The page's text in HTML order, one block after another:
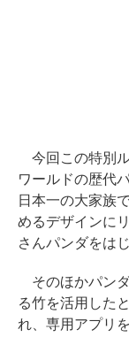
今回この特別
ワールドの歴代
日本一の大家族
めるデザインに
さんパンダをは
そのほかパン
る竹を活用した
れ、専用アプリ